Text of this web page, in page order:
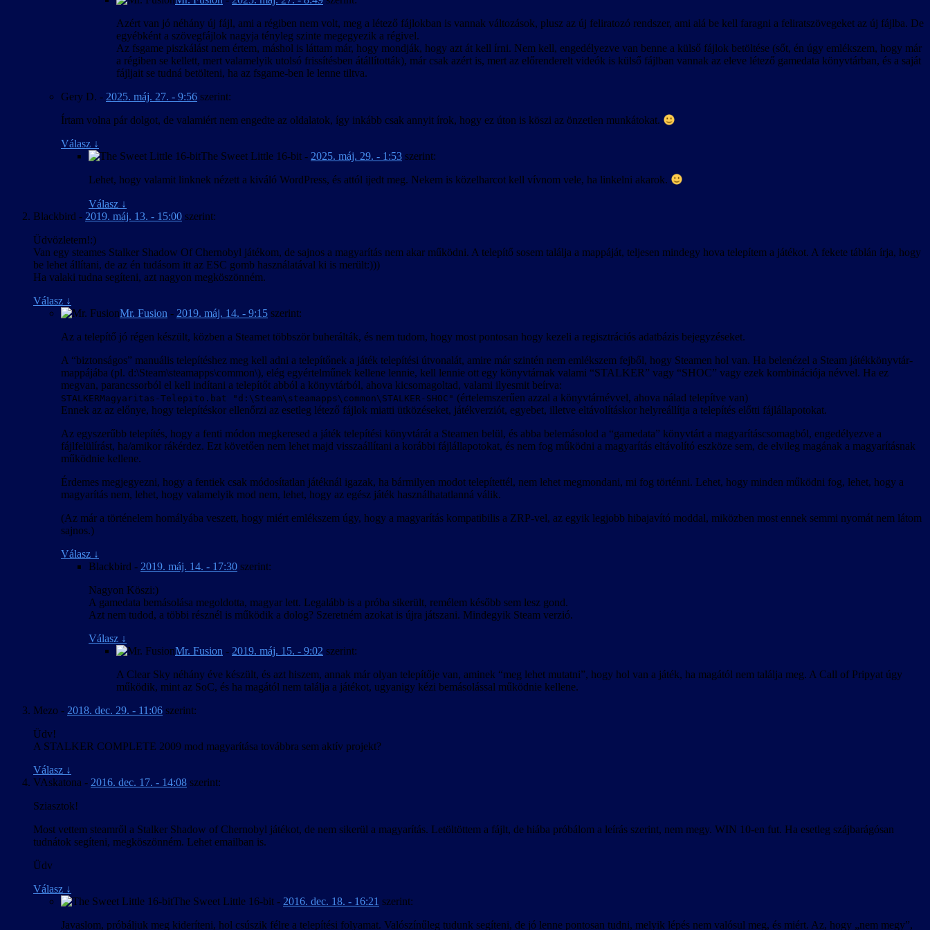
Azért van jó néhány új fájl, ami a régiben nem volt, meg a létező fájlokban is vannak változások, plusz az új feliratozó rendszer, ami alá be kell faragni a feliratszövegeket az új fájlba. De
egyébként a szövegfájlok nagyja tényleg szinte megegyezik a régivel.
Az fsgame piszkálást nem értem, máshol is láttam már, hogy mondják, hogy azt át kell írni. Nem kell, engedélyezve van benne a külső fájlok betöltése (sőt, én úgy emlékszem, hogy már
a régiben se kellett, mert valamelyik utolsó frissítésben átállították), már csak azért is, mert az előrenderelt videók is külső fájlban vannak az eleve létező gamedata könyvtárban, és a saját
fájljait se tudná betölteni, ha az fsgame-ben le lenne tiltva.
Gery D. - 2025. máj. 27. - 9:56 szerint:
Írtam volna pár dolgot, de valamiért nem engedte az oldalatok, így inkább csak annyit írok, hogy ez úton is köszi az önzetlen munkátokat.
Válasz ↓
The Sweet Little 16-bit - 2025. máj. 29. - 1:53 szerint:
Lehet, hogy valamit linknek nézett a kiváló WordPress, és attól ijedt meg. Nekem is közelharcot kell vívnom vele, ha linkelni akarok.
Válasz ↓
Blackbird - 2019. máj. 13. - 15:00 szerint:
Üdvözletem!:)
Van egy steames Stalker Shadow Of Chernobyl játékom, de sajnos a magyarítás nem akar működni. A telepítő sosem találja a mappáját, teljesen mindegy hova telepítem a játékot. A fekete táblán írja, hogy
be lehet állítani, de az én tudásom itt az ESC gomb használatával ki is merült:)))
Ha valaki tudna segíteni, azt nagyon megköszönném.
Válasz ↓
Mr. Fusion - 2019. máj. 14. - 9:15 szerint:
Az a telepítő jó régen készült, közben a Steamet többször buherálták, és nem tudom, hogy most pontosan hogy kezeli a regisztrációs adatbázis bejegyzéseket.
A “biztonságos” manuális telepítéshez meg kell adni a telepítőnek a játék telepítési útvonalát, amire már szintén nem emlékszem fejből, hogy Steamen hol van. Ha belenézel a Steam játékkönyvtár-
mappájába (pl. d:\Steam\steamapps\common\), elég egyértelműnek kellene lennie, kell lennie ott egy könyvtárnak valami “STALKER” vagy “SHOC” vagy ezek kombinációja névvel. Ha ez
megvan, parancssorból el kell indítani a telepítőt abból a könyvtárból, ahova kicsomagoltad, valami ilyesmit beírva:
STALKERMagyaritas-Telepito.bat "d:\Steam\steamapps\common\STALKER-SHOC" (értelemszerűen azzal a könyvtárnévvel, ahova nálad telepítve van)
Ennek az az előnye, hogy telepítéskor ellenőrzi az esetleg létező fájlok miatti ütközéseket, játékverziót, egyebet, illetve eltávolításkor helyreállítja a telepítés előtti fájlállapotokat.
Az egyszerűbb telepítés, hogy a fenti módon megkeresed a játék telepítési könyvtárát a Steamen belül, és abba belemásolod a “gamedata” könyvtárt a magyarításcsomagból, engedélyezve a
fájlfelülírást, ha/amikor rákérdez. Ezt követően nem lehet majd visszaállítani a korábbi fájlállapotokat, és nem fog működni a magyarítás eltávolító eszköze sem, de elvileg magának a magyarításnak
működnie kellene.
Érdemes megjegyezni, hogy a fentiek csak módosítatlan játéknál igazak, ha bármilyen modot telepítettél, nem lehet megmondani, mi fog történni. Lehet, hogy minden működni fog, lehet, hogy a
magyarítás nem, lehet, hogy valamelyik mod nem, lehet, hogy az egész játék használhatatlanná válik.
(Az már a történelem homályába veszett, hogy miért emlékszem úgy, hogy a magyarítás kompatibilis a ZRP-vel, az egyik legjobb hibajavító moddal, miközben most ennek semmi nyomát nem látom
sajnos.)
Válasz ↓
Blackbird - 2019. máj. 14. - 17:30 szerint:
Nagyon Köszi:)
A gamedata bemásolása megoldotta, magyar lett. Legalább is a próba sikerült, remélem később sem lesz gond.
Azt nem tudod, a többi résznél is működik a dolog? Szeretném azokat is újra játszani. Mindegyik Steam verzió.
Válasz ↓
Mr. Fusion - 2019. máj. 15. - 9:02 szerint:
A Clear Sky néhány éve készült, és azt hiszem, annak már olyan telepítője van, aminek “meg lehet mutatni”, hogy hol van a játék, ha magától nem találja meg. A Call of Pripyat úgy
működik, mint az SoC, és ha magától nem találja a játékot, ugyanigy kézi bemásolással működnie kellene.
Mezo - 2018. dec. 29. - 11:06 szerint:
Üdv!
A STALKER COMPLETE 2009 mod magyarítása továbbra sem aktív projekt?
Válasz ↓
VAskatona - 2016. dec. 17. - 14:08 szerint:
Sziasztok!
Most vettem steamről a Stalker Shadow of Chernobyl játékot, de nem sikerül a magyarítás. Letöltöttem a fájlt, de hiába próbálom a leírás szerint, nem megy. WIN 10-en fut. Ha esetleg szájbarágósan
tudnátok segíteni, megköszönném. Lehet emailban is.
Üdv
Válasz ↓
The Sweet Little 16-bit - 2016. dec. 18. - 16:21 szerint:
Javaslom, próbáljuk meg kideríteni, hol csúszik félre a telepítési folyamat. Valószínűleg tudunk segíteni, de jó lenne pontosan tudni, melyik lépés nem valósul meg, és miért. Az, hogy „nem megy”,